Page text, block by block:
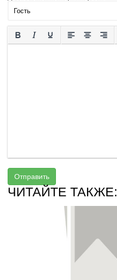
Отправить
ЧИТАЙТЕ ТАКЖЕ: